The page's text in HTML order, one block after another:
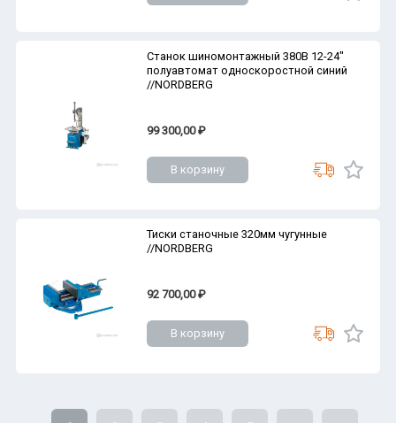
Станок шиномонтажный 380В 12-24"
полуавтомат односкоростной синий
//NORDBERG
99 300,00 ₽
В корзину
Тиски станочные 320мм чугунные
//NORDBERG
92 700,00 ₽
В корзину